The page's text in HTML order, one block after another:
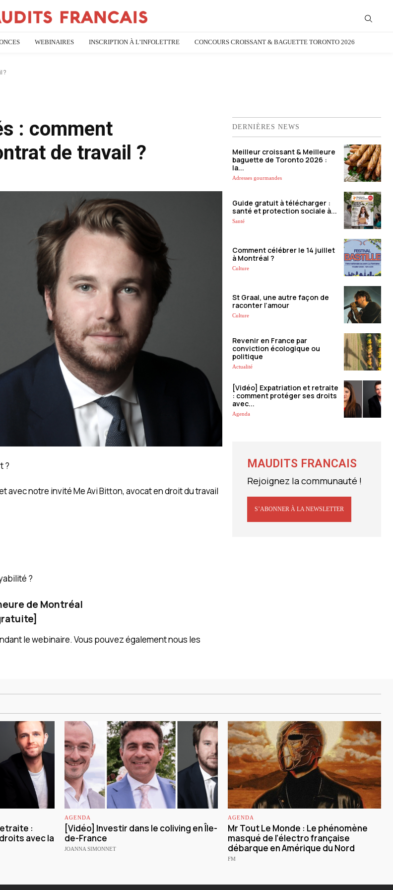
WEBINAIRES INSCRIPTION À L’INFOLETTRE CONCOURS CROISSANT & BAGUETTE TORONTO 2026
?
: comment
de travail ?
?
avec notre invité Me Avi Bitton, avocat en droit du travail
?
de Montréal
]
le webinaire. Vous pouvez également nous les
DERNIÈRES NEWS
Meilleur croissant & Meilleure
baguette de Toronto 2026 :
la...
Adresses gourmandes
Guide gratuit à télécharger :
santé et protection sociale à...
Santé
Comment célébrer le 14 juillet
à Montréal ?
Culture
St Graal, une autre façon de
raconter l’amour
Culture
Revenir en France par
conviction écologique ou
politique
Actualité
[Vidéo] Expatriation et retraite
: comment protéger ses droits
avec...
Agenda
MAUDITS FRANCAIS
Rejoignez la communauté !
S’ABONNER À LA NEWSLETTER
:
avec la
AGENDA
[Vidéo] Investir dans le coliving en Île-
de-France
JOANNA SIMONNET
AGENDA
Mr Tout Le Monde : Le phénomène
masqué de l’électro française
débarque en Amérique du Nord
FM